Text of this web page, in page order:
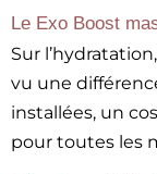
Le Exo Boost
Sur
vu une
installées, un
pour toutes les